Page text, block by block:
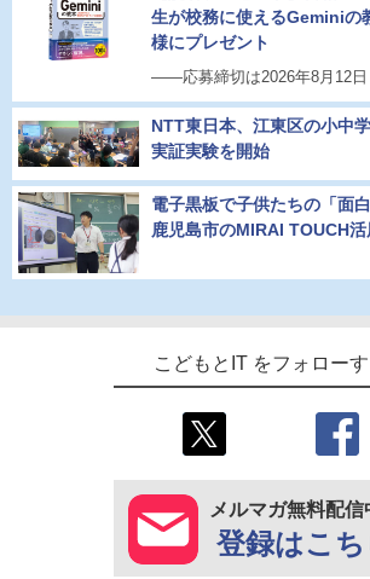
生が校務に使えるGeminiの
様にプレゼント
――応募締切は2026年8月12日
NTT東日本、江東区の小中
実証実験を開始
電子黒板で子供たちの「面
鹿児島市のMIRAI TOUCH活
こどもとIT をフォロー
メルマガ無料配信
登録はこち